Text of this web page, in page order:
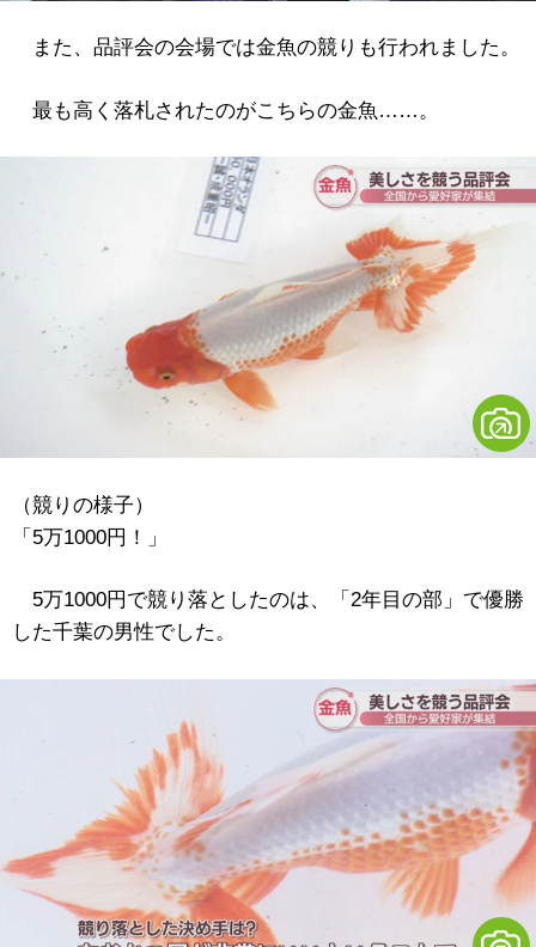
また、品評会の会場では金魚の競りも行われました。
最も高く落札されたのがこちらの金魚……。
（競りの様子）
「5万1000円！」
5万1000円で競り落としたのは、「2年目の部」で優勝
した千葉の男性でした。